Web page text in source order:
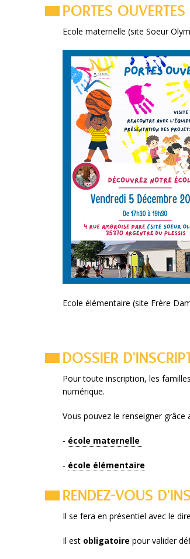
PORTES OUVERTES
Ecole maternelle (site Soeur
Ecole élémentaire (site Frère
DOSSIER
Pour toute inscription, les
numérique.
Vous pouvez le renseigner grâce
- école maternelle
- école élémentaire
RENDEZ-VOUS
Il se fera en présentiel avec le
Il est obligatoire pour valider